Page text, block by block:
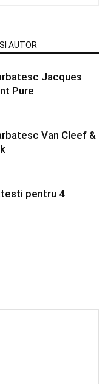
AUTOR
Jacques
Pure
Van Cleef &
pentru 4